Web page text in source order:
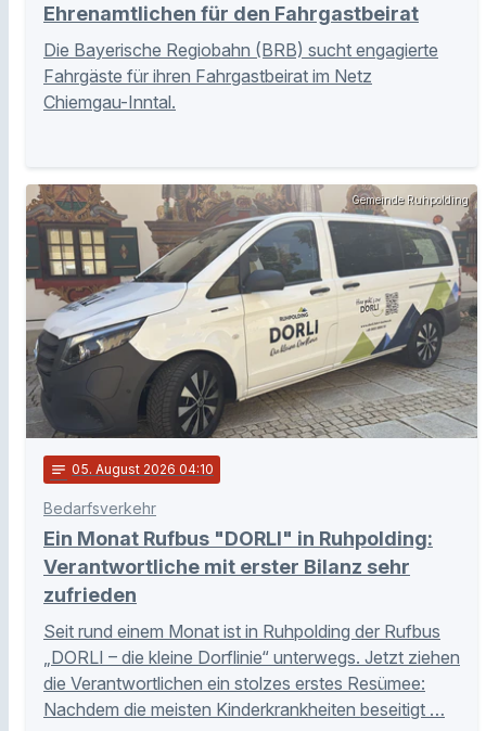
Ehrenamtlichen für den Fahrgastbeirat
Die Bayerische Regiobahn (BRB) sucht engagierte
Fahrgäste für ihren Fahrgastbeirat im Netz
Chiemgau-Inntal.
Gemeinde Ruhpolding
notes 05. August 2026 04:10
Bedarfsverkehr
Ein Monat Rufbus "DORLI" in Ruhpolding:
Verantwortliche mit erster Bilanz sehr
zufrieden
Seit rund einem Monat ist in Ruhpolding der Rufbus
„DORLI – die kleine Dorflinie“ unterwegs. Jetzt ziehen
die Verantwortlichen ein stolzes erstes Resümee:
Nachdem die meisten Kinderkrankheiten beseitigt …